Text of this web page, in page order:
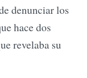
denunciar los
hace dos
revelaba su